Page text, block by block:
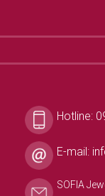
Hotline:
E-mail:
SOFIA